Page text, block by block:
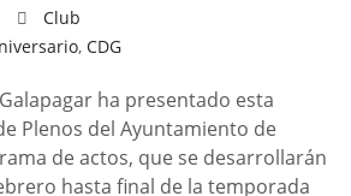
Club
,CDG
ha presentado esta
Plenos del Ayuntamiento de
de actos, que se desarrollarán
hasta final de la temporada